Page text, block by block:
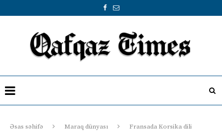
Əsas səhifə Maraq dünyası
Fransada Korsika dili